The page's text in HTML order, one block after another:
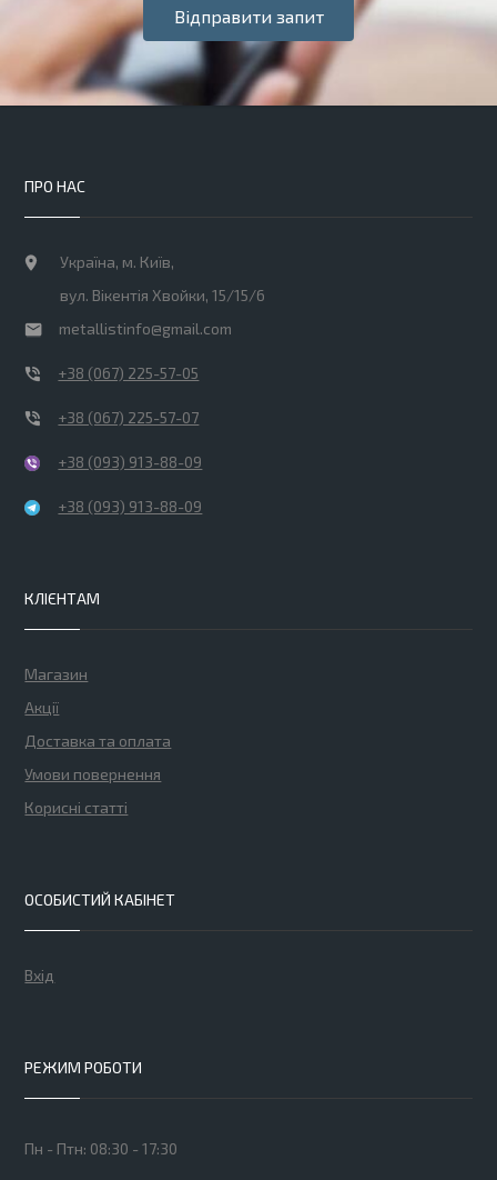
Відправити запит
ПРО НАС
Україна, м. Київ,
вул. Вікентія Хвойки, 15/15/6
metallistinfo@gmail.com
+38 (067) 225-57-05
+38 (067) 225-57-07
+38 (093) 913-88-09
+38 (093) 913-88-09
КЛІЄНТАМ
Магазин
Акції
Доставка та оплата
Умови повернення
Корисні статті
ОСОБИСТИЙ КАБІНЕТ
Вхід
РЕЖИМ РОБОТИ
Пн - Птн: 08:30 - 17:30